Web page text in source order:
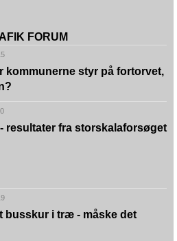
FORUM
kommunerne styr på fortorvet,
resultater fra storskalaforsøget
busskur i træ - måske det